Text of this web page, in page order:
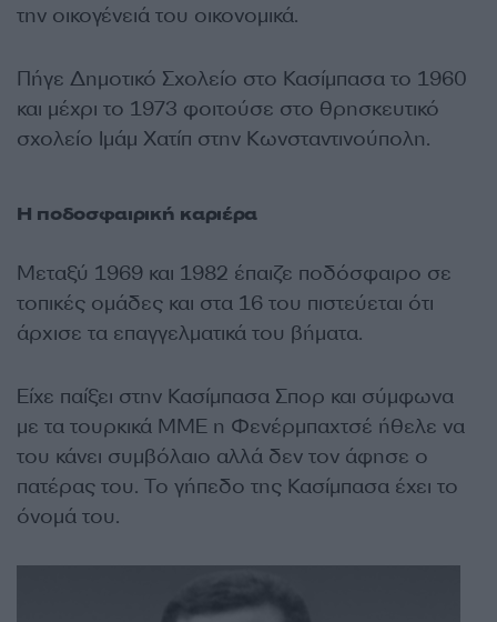
την οικογένειά του οικονομικά.
Πήγε Δημοτικό Σχολείο στο Κασίμπασα το 1960
και μέχρι το 1973 φοιτούσε στο θρησκευτικό
σχολείο Ιμάμ Χατίπ στην Κωνσταντινούπολη.
Η ποδοσφαιρική καριέρα
Μεταξύ 1969 και 1982 έπαιζε ποδόσφαιρο σε
τοπικές ομάδες και στα 16 του πιστεύεται ότι
άρχισε τα επαγγελματικά του βήματα.
Είχε παίξει στην Κασίμπασα Σπορ και σύμφωνα
με τα τουρκικά ΜΜΕ η Φενέρμπαχτσέ ήθελε να
του κάνει συμβόλαιο αλλά δεν τον άφησε ο
πατέρας του. Το γήπεδο της Κασίμπασα έχει το
όνομά του.